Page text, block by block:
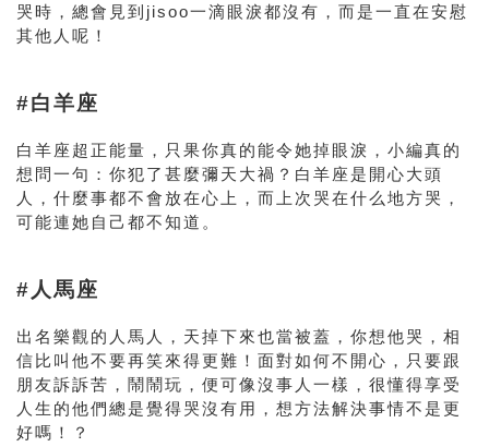
哭時，總會見到jisoo一滴眼淚都沒有，而是一直在安慰
其他人呢！
#白羊座
白羊座超正能量，只果你真的能令她掉眼淚，小編真的
想問一句：你犯了甚麼彌天大禍？白羊座是 開心大頭
人，什麼事都不會放在心上，而上次哭在什么地方哭，
可能連她自己都不知道。
#人馬座
出名樂觀的人馬人，天掉下來也當被蓋，你想他哭，相
信比叫他不要再笑來得更難！面對如何不開心，只要跟
朋友訴訴苦，鬧鬧玩，便可像沒事人一樣，很懂得享受
人生的他們總是覺得哭沒有用，想方法解決事情不是更
好嗎！？